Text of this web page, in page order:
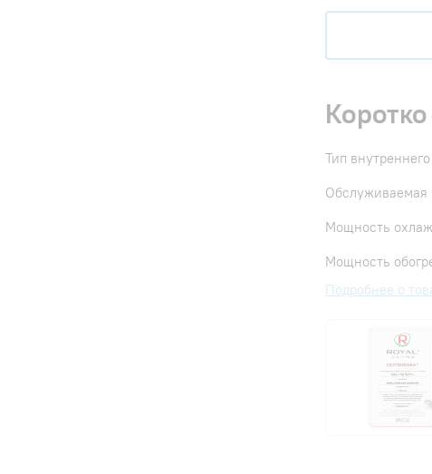
Тип
Обслуживаемая
Мощность
Мощность
Подробнее о